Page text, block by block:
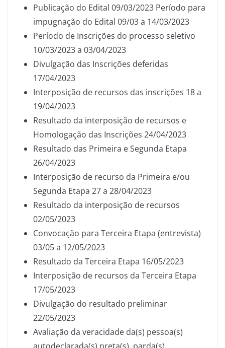
Publicação do Edital 09/03/2023 Período para
impugnação do Edital 09/03 a 14/03/2023
Período de Inscrições do processo seletivo
10/03/2023 a 03/04/2023
Divulgação das Inscrições deferidas
17/04/2023
Interposição de recursos das inscrições 18 a
19/04/2023
Resultado da interposição de recursos e
Homologação das Inscrições 24/04/2023
Resultado das Primeira e Segunda Etapa
26/04/2023
Interposição de recurso da Primeira e/ou
Segunda Etapa 27 a 28/04/2023
Resultado da interposição de recursos
02/05/2023
Convocação para Terceira Etapa (entrevista)
03/05 a 12/05/2023
Resultado da Terceira Etapa 16/05/2023
Interposição de recursos da Terceira Etapa
17/05/2023
Divulgação do resultado preliminar
22/05/2023
Avaliação da veracidade da(s) pessoa(s)